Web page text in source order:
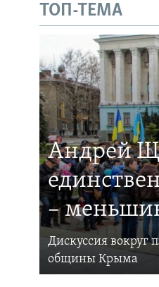
ТОП-ТЕМА
Андрей
–
Дискуссия вокруг
общины Крыма